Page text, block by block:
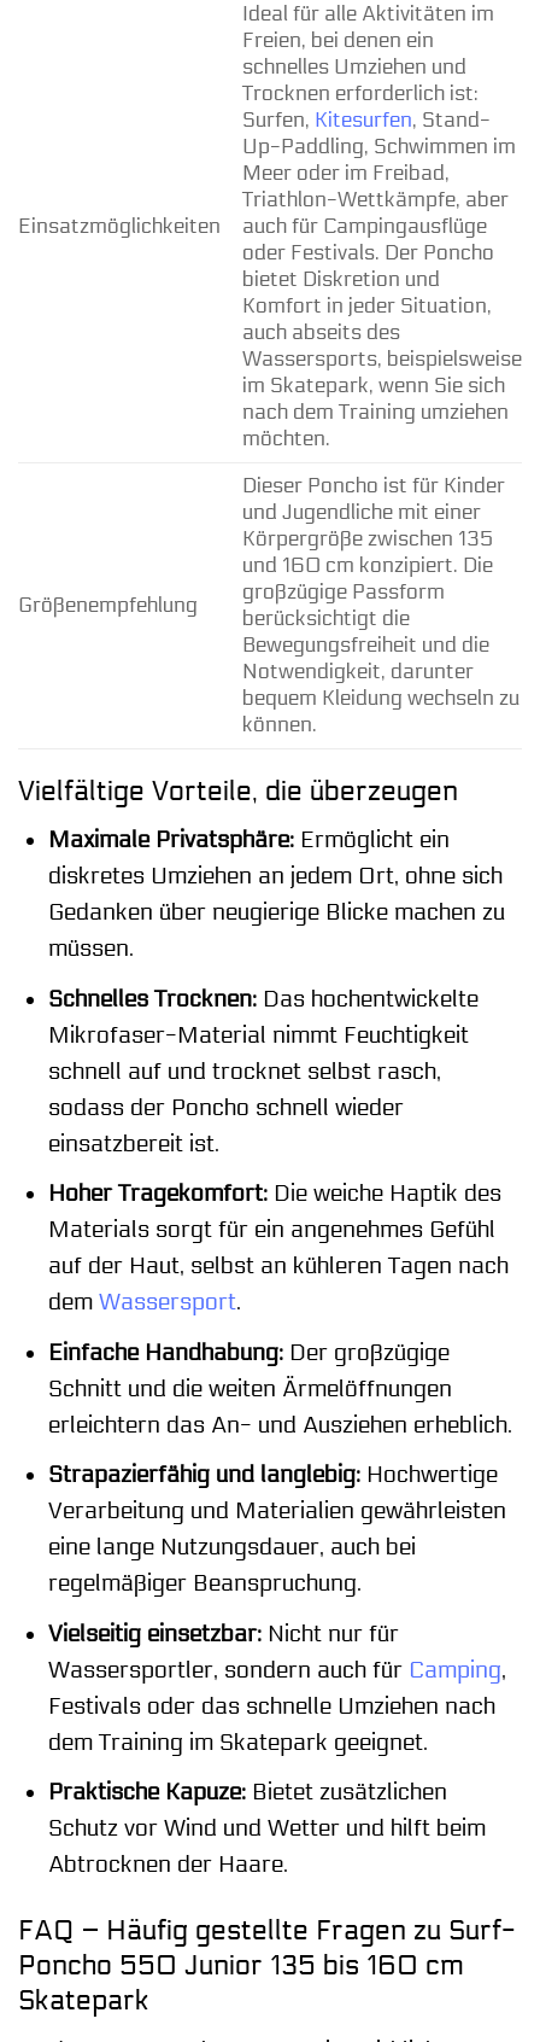
Einsatzmöglichkeiten
Ideal für alle Aktivitäten im
Freien, bei denen ein
schnelles Umziehen und
Trocknen erforderlich ist:
Surfen, Kitesurfen, Stand-
Up-Paddling, Schwimmen im
Meer oder im Freibad,
Triathlon-Wettkämpfe, aber
auch für Campingausflüge
oder Festivals. Der Poncho
bietet Diskretion und
Komfort in jeder Situation,
auch abseits des
Wassersports, beispielsweise
im Skatepark, wenn Sie sich
nach dem Training umziehen
möchten.
Größenempfehlung
Dieser Poncho ist für Kinder
und Jugendliche mit einer
Körpergröße zwischen 135
und 160 cm konzipiert. Die
großzügige Passform
berücksichtigt die
Bewegungsfreiheit und die
Notwendigkeit, darunter
bequem Kleidung wechseln zu
können.
Vielfältige Vorteile, die überzeugen
Maximale Privatsphäre:Ermöglicht ein
diskretes Umziehen an jedem Ort, ohne sich
Gedanken über neugierige Blicke machen zu
müssen.
Schnelles Trocknen:Das hochentwickelte
Mikrofaser-Material nimmt Feuchtigkeit
schnell auf und trocknet selbst rasch,
sodass der Poncho schnell wieder
einsatzbereit ist.
Hoher Tragekomfort:Die weiche Haptik des
Materials sorgt für ein angenehmes Gefühl
auf der Haut, selbst an kühleren Tagen nach
dem Wassersport.
Einfache Handhabung:Der großzügige
Schnitt und die weiten Ärmelöffnungen
erleichtern das An- und Ausziehen erheblich.
Strapazierfähig und langlebig:Hochwertige
Verarbeitung und Materialien gewährleisten
eine lange Nutzungsdauer, auch bei
regelmäßiger Beanspruchung.
Vielseitig einsetzbar:Nicht nur für
Wassersportler, sondern auch für Camping,
Festivals oder das schnelle Umziehen nach
dem Training im Skatepark geeignet.
Praktische Kapuze:Bietet zusätzlichen
Schutz vor Wind und Wetter und hilft beim
Abtrocknen der Haare.
FAQ – Häufig gestellte Fragen zu Surf-
Poncho 550 Junior 135 bis 160 cm
Skatepark